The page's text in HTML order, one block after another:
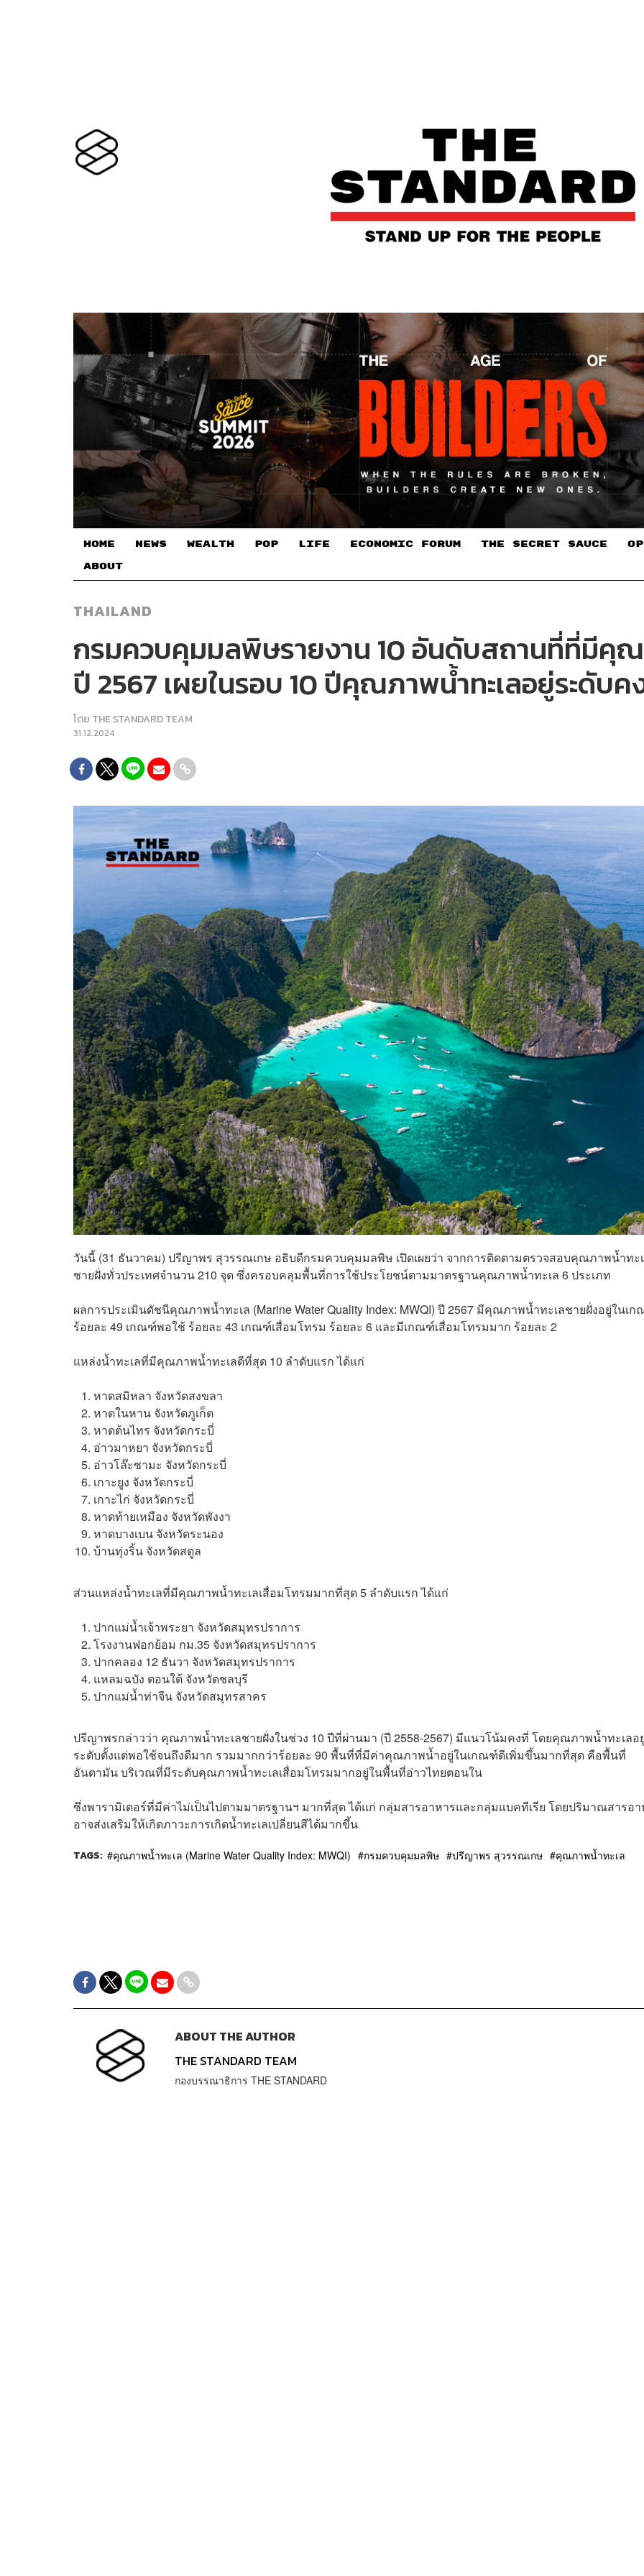
HOME NEWS WEALTH POP LIFE ECONOMIC FORUM THE SECRET SAUCE​
ABOUT
THAILAND
กรมควบคุมมลพิษรายงาน 10 อันดับสถานที่ที่มีคุ
ปี 2567 เผยในรอบ 10 ปีคุณภาพน้ำทะเลอยู่ระดับค
โดย THE STANDARD TEAM
31.12.2024
วันนี้ (31 ธันวาคม) ปรีญาพร สุวรรณเกษ อธิบดีกรมควบคุมมลพิษ เปิดเผยว่า จากการติดตามตรวจสอบคุณภาพน้ำทะ
ชายฝั่งทั่วประเทศจำนวน 210 จุด ซึ่งครอบคลุมพื้นที่การใช้ประโยชน์ตามมาตรฐานคุณภาพน้ำทะเล 6 ประเภท
ผลการประเมินดัชนีคุณภาพน้ำทะเล (Marine Water Quality Index: MWQI) ปี 2567 มีคุณภาพน้ำทะเลชายฝั่งอยู่ในเ
ร้อยละ 49 เกณฑ์พอใช้ ร้อยละ 43 เกณฑ์เสื่อมโทรม ร้อยละ 6 และมีเกณฑ์เสื่อมโทรมมาก ร้อยละ 2
แหล่งน้ำทะเลที่มีคุณภาพน้ำทะเลดีที่สุด 10 ลำดับแรก ได้แก่
หาดสมิหลา จังหวัดสงขลา
หาดในหาน จังหวัดภูเก็ต
หาดต้นไทร จังหวัดกระบี่
อ่าวมาหยา จังหวัดกระบี่
อ่าวโล๊ะซามะ จังหวัดกระบี่
เกาะยูง จังหวัดกระบี่
เกาะไก่ จังหวัดกระบี่
หาดท้ายเหมือง จังหวัดพังงา
หาดบางเบน จังหวัดระนอง
บ้านทุ่งริ้น จังหวัดสตูล
ส่วนแหล่งน้ำทะเลที่มีคุณภาพน้ำทะเลเสื่อมโทรมมากที่สุด 5 ลำดับแรก ได้แก่
ปากแม่น้ำเจ้าพระยา จังหวัดสมุทรปราการ
โรงงานฟอกย้อม กม.35 จังหวัดสมุทรปราการ
ปากคลอง 12 ธันวา จังหวัดสมุทรปราการ
แหลมฉบัง ตอนใต้ จังหวัดชลบุรี
ปากแม่น้ำท่าจีน จังหวัดสมุทรสาคร
ปรีญาพรกล่าวว่า คุณภาพน้ำทะเลชายฝั่งในช่วง 10 ปีที่ผ่านมา (ปี 2558-2567) มีแนวโน้มคงที่ โดยคุณภาพน้ำทะเลอ
ระดับตั้งแต่พอใช้จนถึงดีมาก รวมมากกว่าร้อยละ 90 พื้นที่ที่มีค่าคุณภาพน้ำอยู่ในเกณฑ์ดีเพิ่มขึ้นมากที่สุด คือพื้นที่
อันดามัน บริเวณที่มีระดับคุณภาพน้ำทะเลเสื่อมโทรมมากอยู่ในพื้นที่อ่าวไทยตอนใน
ซึ่งพารามิเตอร์ที่มีค่าไม่เป็นไปตามมาตรฐานฯ มากที่สุด ได้แก่ กลุ่มสารอาหารและกลุ่มแบคทีเรีย โดยปริมาณสารอ
อาจส่งเสริมให้เกิดภาวะการเกิดน้ำทะเลเปลี่ยนสีได้มากขึ้น
TAGS: คุณภาพน้ำทะเล (Marine Water Quality Index: MWQI) กรมควบคุมมลพิษ ปรีญาพร สุวรรณเกษ คุณภาพน้ำทะเล
ABOUT THE AUTHOR
THE STANDARD TEAM
กองบรรณาธิการ THE STANDARD